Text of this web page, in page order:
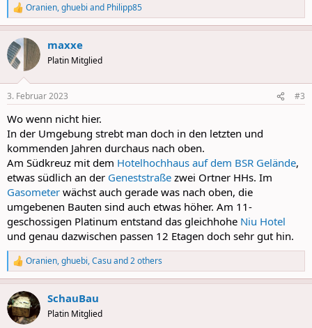
R
e
a
c
t
i
s
Oranien,ghuebi and Philipp85
maxxe
Platin Mitglied
3. Februar 2023 #3
Wo wenn nicht hier.
In der Umgebung strebt man doch in den letzten und
kommenden Jahren durchaus nach oben.
Am Südkreuz mit dem Hotelhochhaus auf dem BSR Gelände,
etwas südlich an der Geneststraße zwei Ortner HHs. Im
Gasometer wächst auch gerade was nach oben, die
umgebenen Bauten sind auch etwas höher. Am 11-
geschossigen Platinum entstand das gleichhohe Niu Hotel
und genau dazwischen passen 12 Etagen doch sehr gut hin.
R
e
a
c
t
i
Oranien,ghuebi,Casuand 2 others
SchauBau
Platin Mitglied